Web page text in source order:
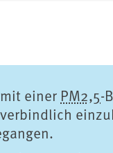
einer PM2,5-